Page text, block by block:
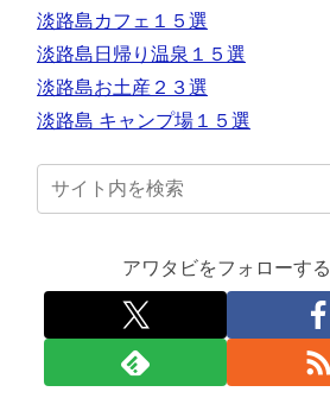
淡路島カフェ１５選
淡路島日帰り温泉１５選
淡路島お土産２３選
淡路島 キャンプ場１５選
アワタビをフォローする